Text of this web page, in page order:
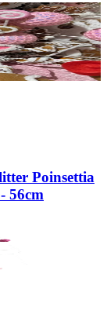
Poinsettia
56cm